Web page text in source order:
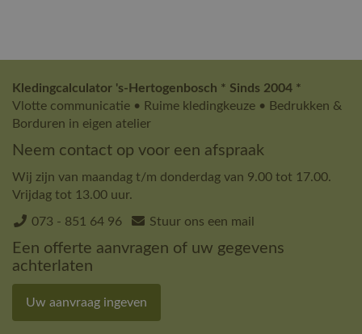
Kledingcalculator 's-Hertogenbosch * Sinds 2004 *
Vlotte communicatie • Ruime kledingkeuze • Bedrukken &
Borduren in eigen atelier
Neem contact op voor een afspraak
Wij zijn van maandag t/m donderdag van 9.00 tot 17.00.
Vrijdag tot 13.00 uur.
073 - 851 64 96 Stuur ons een mail
Een offerte aanvragen of uw gegevens
achterlaten
Uw aanvraag ingeven